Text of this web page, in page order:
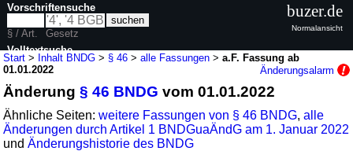
Start > Inhalt BNDG > § 46 >alle Fassungen >a.F. Fassung ab
01.01.2022
Änderungsalarm
Änderung§ 46 BNDG vom 01.01.2022
Ähnliche Seiten:weitere Fassungen von § 46 BNDG,alle
Änderungen durch Artikel 1 BNDGuaÄndG am 1. Januar 2022
undÄnderungshistorie des BNDG
Vorschriftensuche
§ / Art.
Gesetz
Volltextsuche
buzer.de
Normalansicht